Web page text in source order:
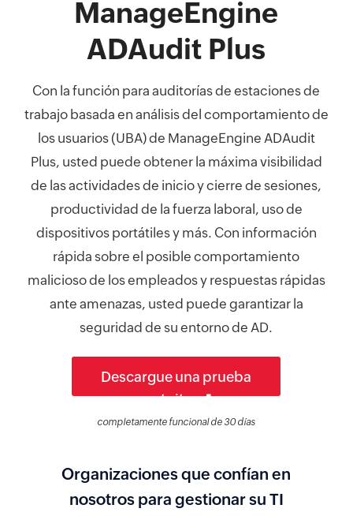
ManageEngine
ADAudit Plus
Con la función para auditorías de estaciones de
trabajo basada en análisis del comportamiento de
los usuarios (UBA) de ManageEngine ADAudit
Plus, usted puede obtener la máxima visibilidad
de las actividades de inicio y cierre de sesiones,
productividad de la fuerza laboral, uso de
dispositivos portátiles y más. Con información
rápida sobre el posible comportamiento
malicioso de los empleados y respuestas rápidas
ante amenazas, usted puede garantizar la
seguridad de su entorno de AD.
Descargue una prueba
gratuita
completamente funcional de 30 días
Organizaciones que confían en
nosotros para gestionar su TI